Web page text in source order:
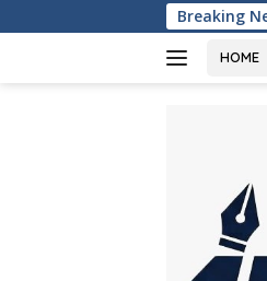
ke
Breaking
Jaga Keamanan
HOME